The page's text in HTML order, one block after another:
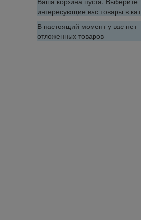
интересующие вас товары в
В настоящий момент у вас нет
отложенных товаров